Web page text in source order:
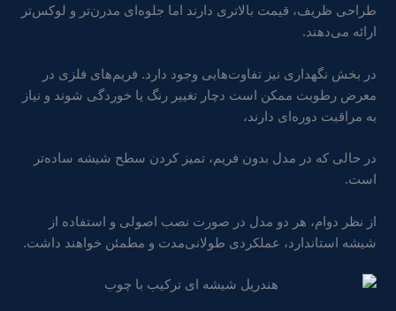
طراحی ظریف، قیمت بالاتری دارند اما جلوه‌ای مدرن‌تر و لوکس‌تر
ارائه می‌دهند.
در بخش نگهداری نیز تفاوت‌هایی وجود دارد. فریم‌های فلزی در
معرض رطوبت ممکن است دچار تغییر رنگ یا خوردگی شوند و نیاز
به مراقبت دوره‌ای دارند،
در حالی که در مدل بدون فریم، تمیز کردن سطح شیشه ساده‌تر
است.
از نظر دوام، هر دو مدل در صورت نصب اصولی و استفاده از
شیشه استاندارد، عملکردی طولانی‌مدت و مطمئن خواهند داشت.